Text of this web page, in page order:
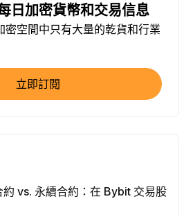
日加密貨幣和交易信息
密空間中只有大量的乾貨和行業
立即訂閱
vs. 永續合約：在 Bybit 交易股